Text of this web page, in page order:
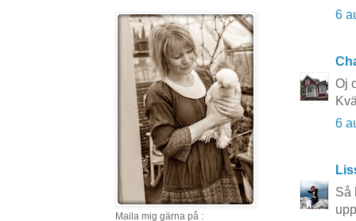
6
Oj
6
Så
Maila mig gärna på :